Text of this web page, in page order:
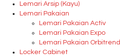
Lemari Arsip (Kayu)
Lemari Pakaian
Lemari Pakaian Activ
Lemari Pakaian Expo
Lemari Pakaian Orbitrend
Locker Cabinet